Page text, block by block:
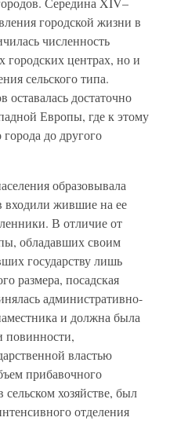
городской жизни в
численность
городских центрах, но и
сельского типа.
достаточно
Европы, где к этому
до другого
образовывала
входили жившие на ее
В отличие от
обладавших своим
государству лишь
размера, посадская
административно-
и должна была
повинности,
властью
прибавочного
хозяйстве, был
отделения